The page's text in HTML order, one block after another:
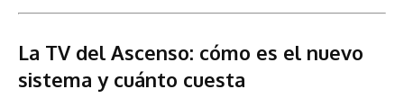
La TV del Ascenso: cómo es el nuevo
sistema y cuánto cuesta